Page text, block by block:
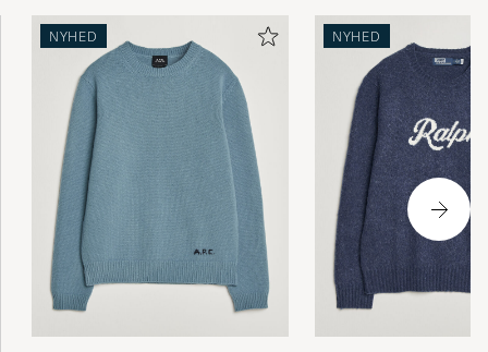
NYHED NYHED